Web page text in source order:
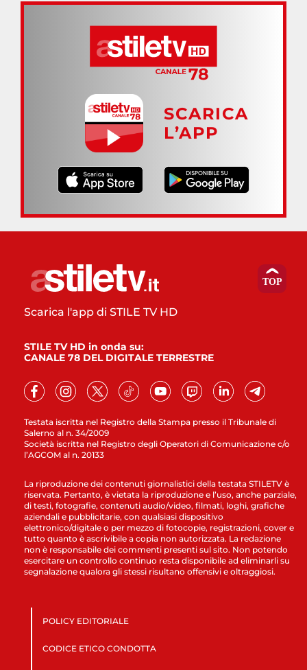
SCARICA
L’APP
Testata iscritta nel Registro della Stampa presso il Tribunale di
Salerno al n. 34/2009
Società iscritta nel Registro degli Operatori di Comunicazione c/o
l’AGCOM al n. 20133
Scarica l'app di STILE TV HD
STILE TV HD in onda su:
CANALE 78 DEL DIGITALE TERRESTRE
La riproduzione dei contenuti giornalistici della testata STILETV è
riservata. Pertanto, è vietata la riproduzione e l’uso, anche parziale,
di testi, fotografie, contenuti audio/video, filmati, loghi, grafiche
aziendali e pubblicitarie, con qualsiasi dispositivo
elettronico/digitale o per mezzo di fotocopie, registrazioni, cover e
tutto quanto è ascrivibile a copia non autorizzata. La redazione
non è responsabile dei commenti presenti sul sito. Non potendo
esercitare un controllo continuo resta disponibile ad eliminarli su
segnalazione qualora gli stessi risultano offensivi e oltraggiosi.
POLICY EDITORIALE
CODICE ETICO CONDOTTA